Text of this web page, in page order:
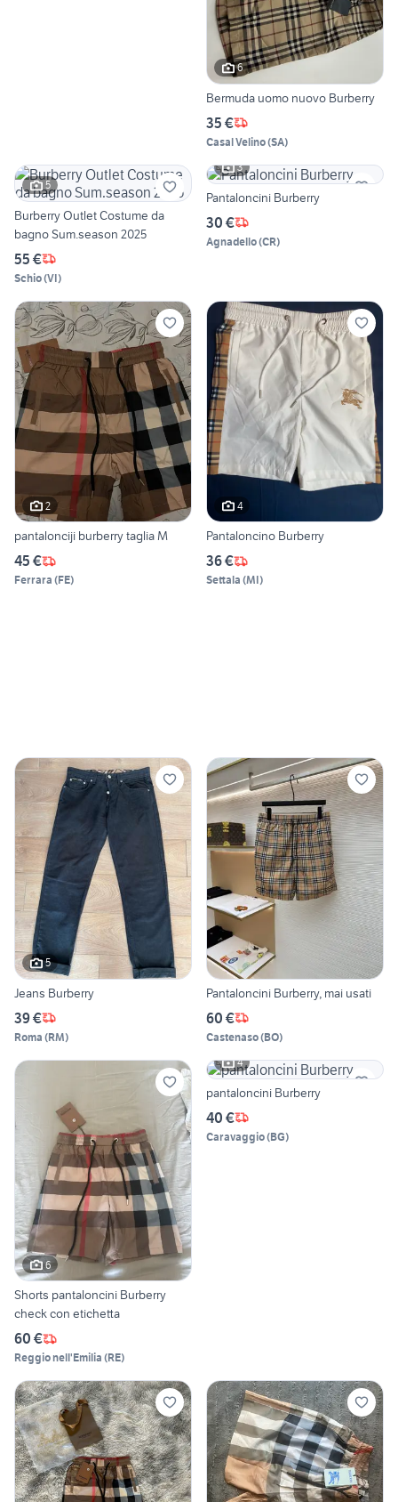
6
Bermuda uomo nuovo Burberry
35 €
Casal Velino(SA)
5
Burberry Outlet Costume da
bagno Sum.season 2025
55 €
Schio(VI)
3
Pantaloncini Burberry
30 €
Agnadello(CR)
2
pantalonciji burberry taglia M
45 €
Ferrara (FE)
4
Pantaloncino Burberry
36 €
Settala (MI)
5
Jeans Burberry
39 €
Roma (RM)
Pantaloncini Burberry, mai usati
60 €
Castenaso(BO)
6
Shorts pantaloncini Burberry
check con etichetta
60 €
Reggio nell'Emilia (RE)
4
pantaloncini Burberry
40 €
Caravaggio(BG)